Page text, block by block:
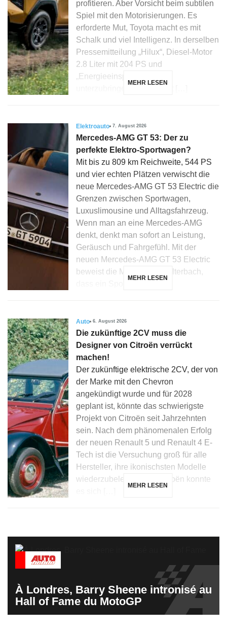
profitieren. Aber Vorsicht beim subtilen
Spiel mit den Motorisierungen. Es
erforderte Mut, Toyota macht es mit
Schalk und viel Intelligenz. In derselben
Pressemitteilung „Hilux“, Diesel-Motor
2.8 Liter mit 204 PS und
„Energieeinsparzertifikate“
MEHR LESEN
Elektroauto 7. August 2026
Mercedes-AMG GT 53: Der zu
perfekte Elektro-Sportwagen?
Mit bis zu 809 km Reichweite, 544 PS
und vier echten Plätzen verwischt die
neue Mercedes-AMG GT 53 Electric die
Grenzen zwischen Sportwagen,
Luxuslimousine und Alltagsfahrzeug.
Wenn man an eine Mercedes-AMG
denkt, denkt man sofort an Leistung,
Geräusch und Fahrgefühl. Mit der
neuen Mercedes-AMG GT 53 Electric
beweist die Marke aus Affalterbach,
MEHR LESEN
Auto 6. August 2026
Die zukünftige 2CV muss die
Designer von Citroën verrückt
machen!
Der zukünftige elektrische 2CV, der von
der Marke mit den Chevron
angekündigt wurde und für 2028
geplant ist, könnte das schwierigste
Projekt von Citroën seit Jahrzehnten
sein. Nach dem phänomenalen Erfolg
der neuen Renault 5 und Renault 4 E-
Tech ist die Versuchung groß für alle
Hersteller, ihre ikonischsten Modelle
wiederzubeleben, und Citroën konnte
MEHR LESEN
À Londres, Barry Sheene intronisé au
Hall of Fame du MotoGP